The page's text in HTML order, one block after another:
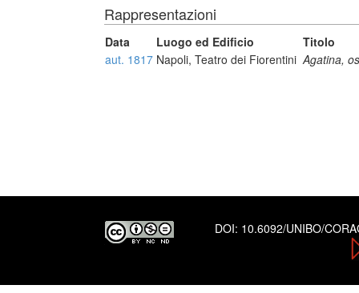
Rappresentazioni
Data Luogo ed Edificio
Titolo
aut. 1817 Napoli, Teatro dei Fiorentini Agatina,
DOI: 10.6092/UNIBO/